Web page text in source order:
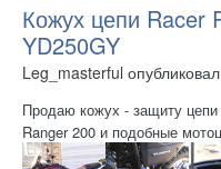
Кожух цепи Racer
YD250GY
Leg_masterful
Продаю кожух - защиту
Ranger 200 и подобные
комплекте есть все